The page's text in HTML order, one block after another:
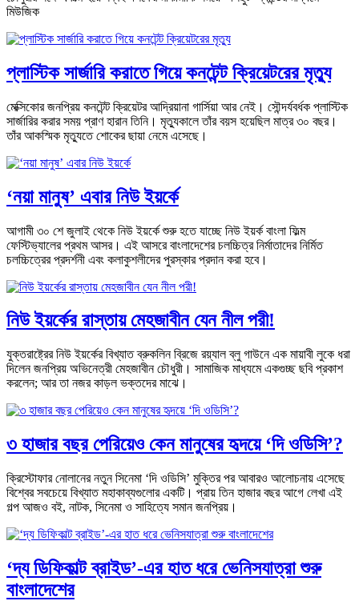
মিউজিক
প্লাস্টিক সার্জারি করাতে গিয়ে কনটেন্ট ক্রিয়েটরের মৃত্যু
মেক্সিকোর জনপ্রিয় কনটেন্ট ক্রিয়েটর আদ্রিয়ানা গার্সিয়া আর নেই। সৌন্দর্যবর্ধক প্লাস্টিক
সার্জারির করার সময় প্রাণ হারান তিনি। মৃত্যুকালে তাঁর বয়স হয়েছিল মাত্র ৩০ বছর।
তাঁর আকস্মিক মৃত্যুতে শোকের ছায়া নেমে এসেছে।
‘নয়া মানুষ’ এবার নিউ ইয়র্কে
আগামী ৩০ শে জুলাই থেকে নিউ ইয়র্কে শুরু হতে যাচ্ছে নিউ ইয়র্ক বাংলা ফিল্ম
ফেস্টিভ্যালের প্রথম আসর। এই আসরে বাংলাদেশের চলচ্চিত্র নির্মাতাদের নির্মিত
চলচ্চিত্রের প্রদর্শনী এবং কলাকুশলীদের পুরস্কার প্রদান করা হবে।
নিউ ইয়র্কের রাস্তায় মেহজাবীন যেন নীল পরী!
যুক্তরাষ্ট্রের নিউ ইয়র্কের বিখ্যাত ব্রুকলিন ব্রিজে রয়্যাল ব্লু গাউনে এক মায়াবী লুকে ধরা
দিলেন জনপ্রিয় অভিনেত্রী মেহজাবীন চৌধুরী। সামাজিক মাধ্যমে একগুচ্ছ ছবি প্রকাশ
করলেন; আর তা নজর কাড়ল ভক্তদের মাঝে।
৩ হাজার বছর পেরিয়েও কেন মানুষের হৃদয়ে ‘দি ওডিসি’?
ক্রিস্টোফার নোলানের নতুন সিনেমা ‘দি ওডিসি’ মুক্তির পর আবারও আলোচনায় এসেছে
বিশ্বের সবচেয়ে বিখ্যাত মহাকাব্যগুলোর একটি। প্রায় তিন হাজার বছর আগে লেখা এই
গল্প আজও বই, নাটক, সিনেমা ও সাহিত্যে সমান জনপ্রিয়।
‘দ্য ডিফিকাল্ট ব্রাইড’-এর হাত ধরে ভেনিসযাত্রা শুরু
বাংলাদেশের